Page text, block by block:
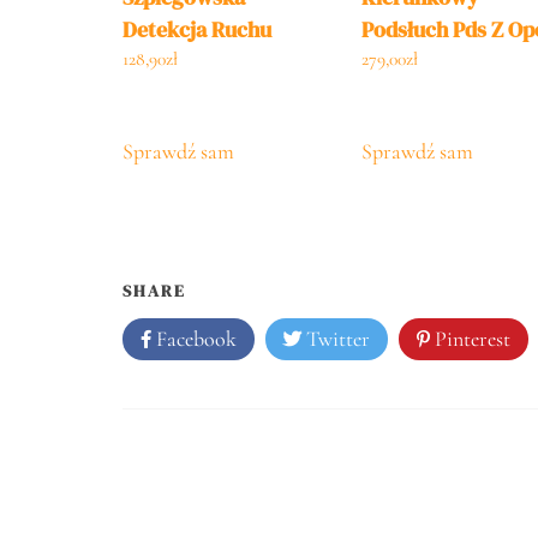
Detekcja Ruchu
Dyktafon
128,90zł
Sprawdź sam
Podsłuch Pds Z
Nagrywania Na
279,00zł
Sprawdź sam
SHARE
Facebook Twitter Pinterest